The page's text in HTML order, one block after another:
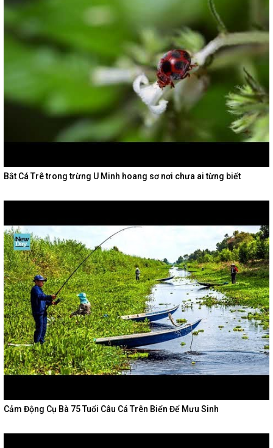
Bắt Cá Trê trong trừng U Minh hoang sơ nơi chưa ai từng biết
Cảm Động Cụ Bà 75 Tuổi Câu Cá Trên Biển Để Mưu Sinh